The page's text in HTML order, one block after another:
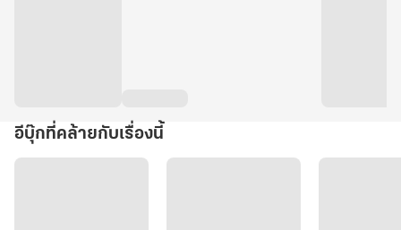
อีบุ๊กที่คล้ายกับเรื่องนี้